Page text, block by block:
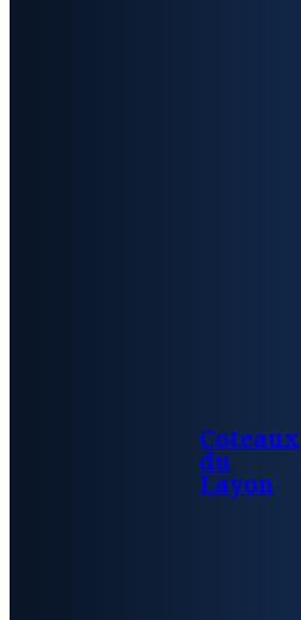
Coteaux
du
Layon